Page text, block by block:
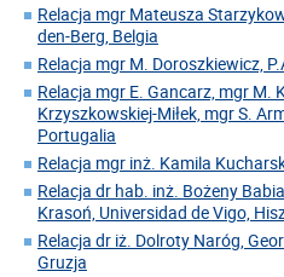
Relacja mgr Mateusza
den-Berg, Belgia
Relacja mgr M. Doroszkiewicz,
Relacja mgr E. Gancarz, mgr M.
Krzyszkowskiej-Miłek, mgr S.
Portugalia
Relacja mgr inż. Kamila
Relacja dr hab. inż. Bożeny
Krasoń, Universidad de Vigo,
Relacja dr iż. Dolroty Naróg,
Gruzja